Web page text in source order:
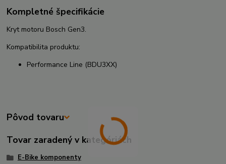
Kompletné špecifikácie
Kryt motoru Bosch Gen3.
Kompatibilita produktu:
Performance Line (BDU3XX)
Pôvod tovaru
Tovar zaradený v kategóriách
E-Bike komponenty